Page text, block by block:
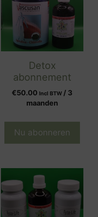
Detox
abonnement
€50.00 Incl BTW / 3
maanden
Nu abonneren